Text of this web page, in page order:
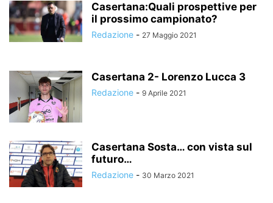
Casertana:Quali prospettive per
il prossimo campionato?
Redazione - 27 Maggio 2021
Casertana 2- Lorenzo Lucca 3
Redazione - 9 Aprile 2021
Casertana Sosta… con vista sul
futuro…
Redazione - 30 Marzo 2021